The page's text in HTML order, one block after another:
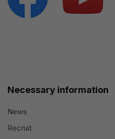
Necessary information
News
Recruit